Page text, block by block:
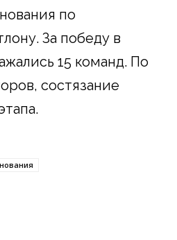
по
За победу в
15 команд. По
состязание